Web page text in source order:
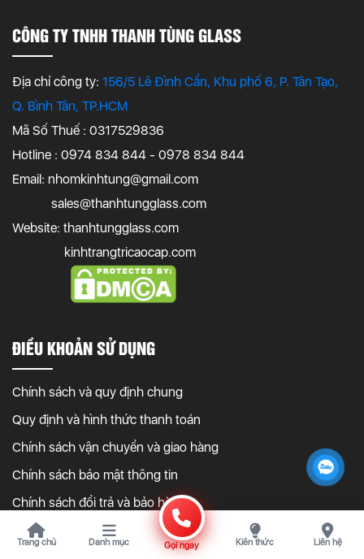
CÔNG TY TNHH THANH TÙNG GLASS
Địa chỉ công ty: 156/5 Lê Đình Cẩn, Khu phố 6, P. Tân Tạo,
Q. Bình Tân, TP.HCM
Mã Số Thuế : 0317529836
Hotline : 0974 834 844 - 0978 834 844
Email: nhomkinhtung@gmail.com
sales@thanhtungglass.com
Website: thanhtungglass.com
kinhtrangtricaocap.com
ĐIỀU KHOẢN SỬ DỤNG
Chính sách và quy định chung
Quy định và hình thức thanh toán
Chính sách vận chuyển và giao hàng
Chính sách bảo mật thông tin
Chính sách đổi trả và bảo hành
Hướng dẫn mua hàng online
Trang chủ Danh mục Gọi ngay Kiến thức Liên hệ